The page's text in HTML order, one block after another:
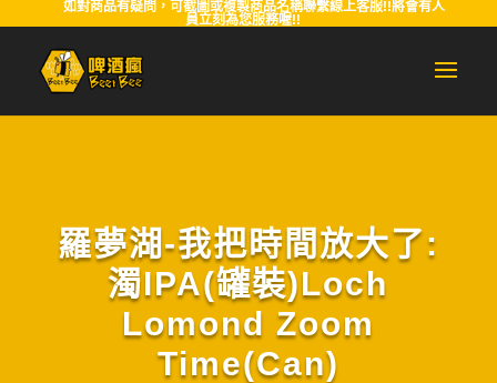
如對商品有疑問，可截圖或複製商品名稱聯繫線上客服!!將會有人
員立刻為您服務喔!!
羅夢湖-我把時間放大了:
濁IPA(罐裝)Loch
Lomond Zoom
Time(Can)